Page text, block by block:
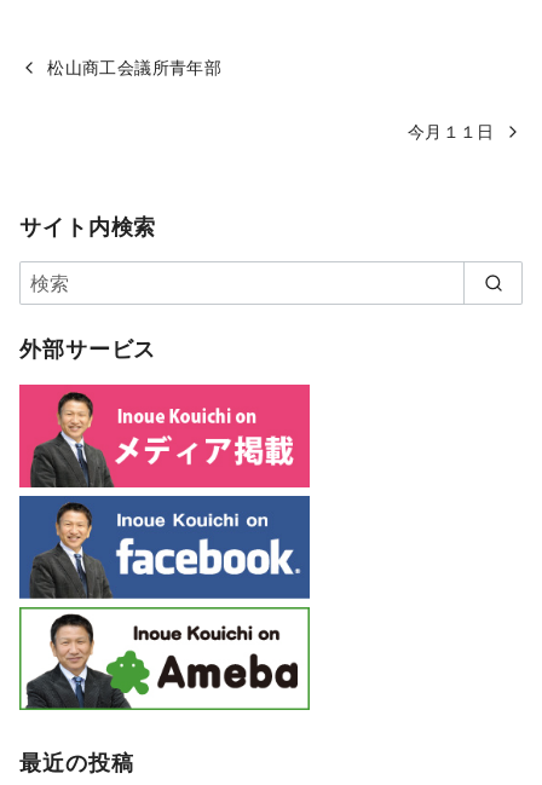
松山商工会議所青年部
今月１１日
サイト内検索
外部サービス
最近の投稿